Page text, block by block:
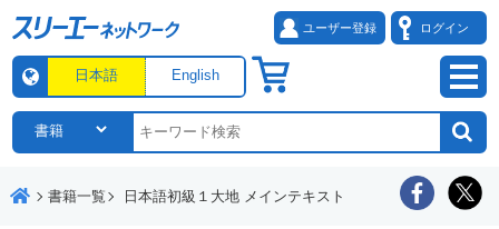
ユーザー登録 ログイン
日本語 English
書籍一覧 日本語初級１大地 メインテキスト